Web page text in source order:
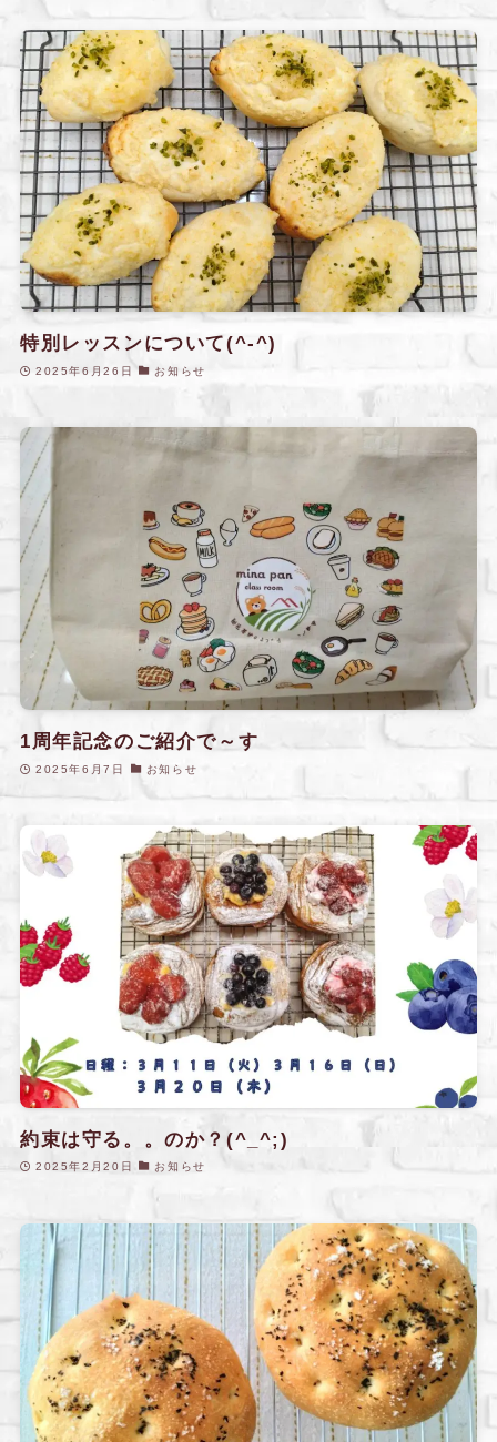
特別レッスンについて(^-^)
2025年6月26日 お知らせ
1周年記念のご紹介で～す
2025年6月7日 お知らせ
約束は守る。。のか？(^_^;)
2025年2月20日 お知らせ